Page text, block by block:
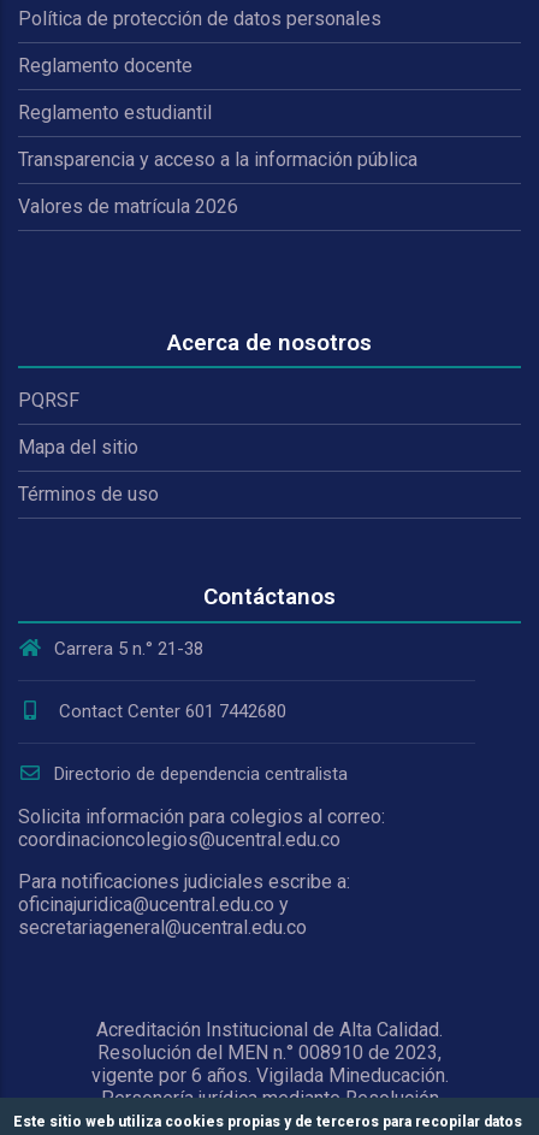
Política de protección de datos personales
Reglamento docente
Reglamento estudiantil
Transparencia y acceso a la información pública
Valores de matrícula 2026
Acerca de nosotros
PQRSF
Mapa del sitio
Términos de uso
Contáctanos
Carrera 5 n.° 21-38
Contact Center 601 7442680
Directorio de dependencia centralista
Solicita información para colegios al correo:
coordinacioncolegios@ucentral.edu.co
Para notificaciones judiciales escribe a:
oficinajuridica@ucentral.edu.co y
secretariageneral@ucentral.edu.co
Acreditación Institucional de Alta Calidad.
Resolución del MEN n.° 008910 de 2023,
vigente por 6 años. Vigilada Mineducación.
Personería jurídica mediante Resolución
1876 del 5 de junio de 1967. Reconocida
Este sitio web utiliza cookies propias y de terceros para recopilar datos